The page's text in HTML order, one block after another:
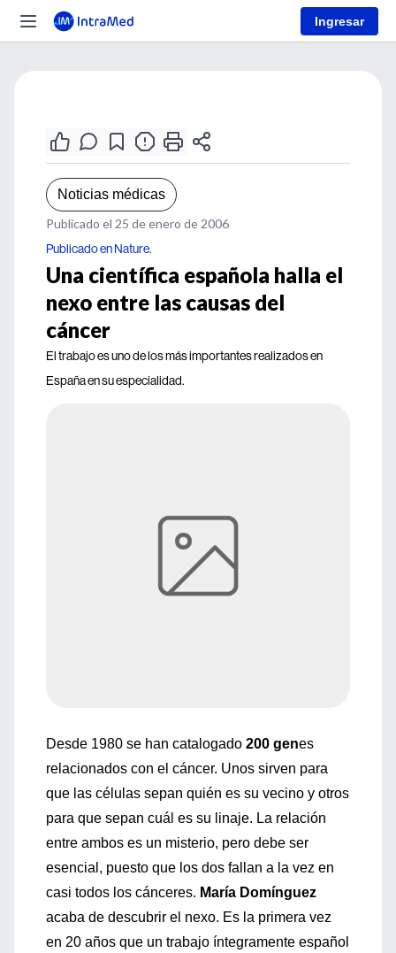
Ingresar
Noticias médicas
Publicado el 25 de enero de 2006
Publicado en Nature.
Una científica española halla el
nexo entre las causas del
cáncer
El trabajo es uno de los más importantes realizados en
España en su especialidad.
Desde 1980 se han catalogado 200 genes
relacionados con el cáncer. Unos sirven para
que las células sepan quién es su vecino y otros
para que sepan cuál es su linaje. La relación
entre ambos es un misterio, pero debe ser
esencial, puesto que los dos fallan a la vez en
casi todos los cánceres. María Domínguez
acaba de descubrir el nexo. Es la primera vez
en 20 años que un trabajo íntegramente español